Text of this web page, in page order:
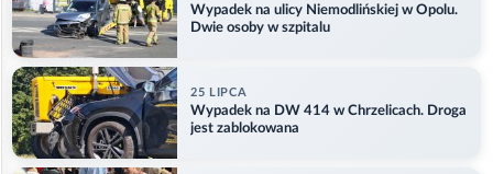
Wypadek na ulicy Niemodlińskiej w Opolu.
Dwie osoby w szpitalu
25 LIPCA
Wypadek na DW 414 w Chrzelicach. Droga
jest zablokowana